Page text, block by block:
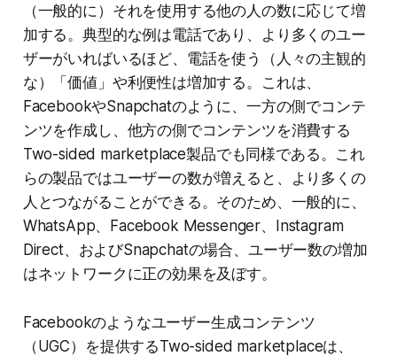
（一般的に）それを使用する他の人の数に応じて増
加する。典型的な例は電話であり、より多くのユー
ザーがいればいるほど、電話を使う（人々の主観的
な）「価値」や利便性は増加する。これは、
FacebookやSnapchatのように、一方の側でコンテ
ンツを作成し、他方の側でコンテンツを消費する
Two-sided marketplace製品でも同様である。これ
らの製品ではユーザーの数が増えると、より多くの
人とつながることができる。そのため、一般的に、
WhatsApp、Facebook Messenger、Instagram
Direct、およびSnapchatの場合、ユーザー数の増加
はネットワークに正の効果を及ぼす。
Facebookのようなユーザー生成コンテンツ
（UGC）を提供するTwo-sided marketplaceは、